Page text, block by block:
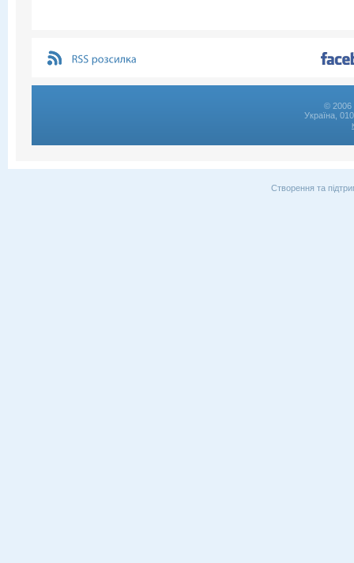
© 2006
Україна,
Створення та